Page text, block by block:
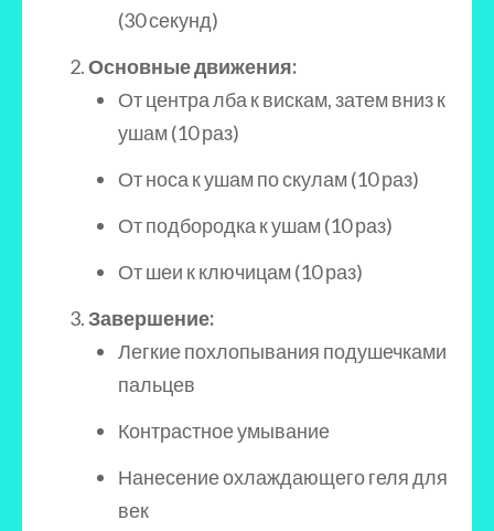
(30 секунд)
Основные движения:
От центра лба к вискам, затем вниз к
ушам (10 раз)
От носа к ушам по скулам (10 раз)
От подбородка к ушам (10 раз)
От шеи к ключицам (10 раз)
Завершение:
Легкие похлопывания подушечками
пальцев
Контрастное умывание
Нанесение охлаждающего геля для
век